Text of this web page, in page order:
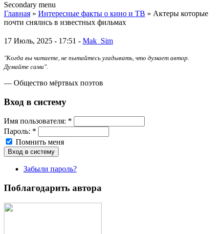
Secondary menu
Главная » Интересные факты о кино и ТВ » Актеры которые
почти снялись в известных фильмах
17 Июль, 2025 - 17:51 - Mak_Sim
"Когда вы читаете, не пытайтесь угадывать, что думает автор.
Думайте сами".
— Общество мёртвых поэтов
Вход в систему
Имя пoльзовaтeля: *
Пароль: *
Помнить меня
Забыли пароль?
Поблагодарить автора